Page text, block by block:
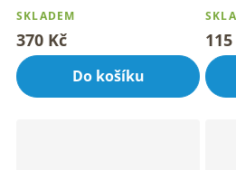
Pro hydratovanou, pružnou a
hebkou pleť
hodnocení
produktu
je
4,8
z
SKLADEM
370 Kč
Do košíku
je
4,2
z